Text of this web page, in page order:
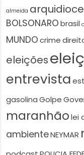
almeida
BOLSONARO brasil
MUNDO crime
eleições
entrevista
gasolina Golpe
maranhão lei
ambienteNEYMAR